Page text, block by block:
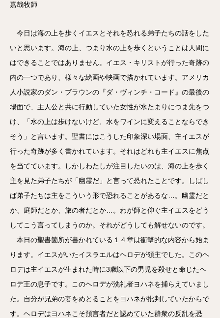
嘉哉牧師
今日は海の上を歩くイエスとそれを恐れる弟子たちの話をした
いと思います。海の上、つまり水の上を歩くということは人間に
はできることではありません。イエス・キリストが行った奇跡の
内の一つであり、様々な絵画や映画で描かれています。アメリカ
人小説家のダン・ブラウンの『ダ・ヴィンチ・コード』の最後の
場面で、主人公と共に行動していた女性が水たまりにつま先をつ
け、「水の上は歩けないけど、水をワインに変えることならでき
そう」と言います。聖書にはこうした印象深い場面、主イエスが
行った奇跡が多く書かれています。それはどれも主イエスに焦点
を当てています。しかしわたしが注目したいのは、海の上を歩く
主を見た弟子たちが「幽霊だ」と言って恐れたことです。しばし
ば弟子たちは主をこういう形で恐れることがあるな…。幽霊だと
か、庭師だとか、旅の者だとか…。わが師と仰ぐ主イエスをどう
してこう言ってしまうのか。それがどうしても解せないのです。
本日の聖書箇所が書かれている１４章は衝撃的な内容から始ま
ります。イエスがいたイスラエルはヘロデが領主でした。このヘ
ロデは主イエスが生まれた時に3歳以下の男児を殺せと命じたヘ
ロデ王の息子です。このヘロデが洗礼者ヨハネを捕らえていまし
た。自分が兄弟の妻をめとることをヨハネが批判していたからで
す。ヘロデはヨハネこそ預言者だと認めていた群衆の反乱を恐